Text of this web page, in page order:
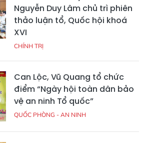
Nguyễn Duy Lâm chủ trì phiên
thảo luận tổ, Quốc hội khoá
XVI
CHÍNH TRỊ
Can Lộc, Vũ Quang tổ chức
điểm “Ngày hội toàn dân bảo
vệ an ninh Tổ quốc”
QUỐC PHÒNG - AN NINH